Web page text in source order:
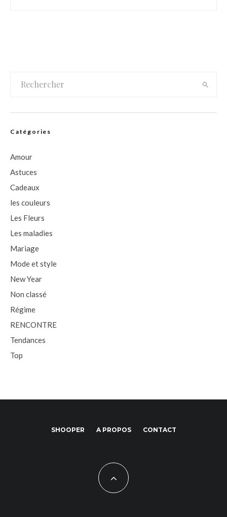
Catégories
Amour
Astuces
Cadeaux
les couleurs
Les Fleurs
Les maladies
Mariage
Mode et style
New Year
Non classé
Régime
RENCONTRE
Tendances
Top
SHOOPER A PROPOS CONTACT